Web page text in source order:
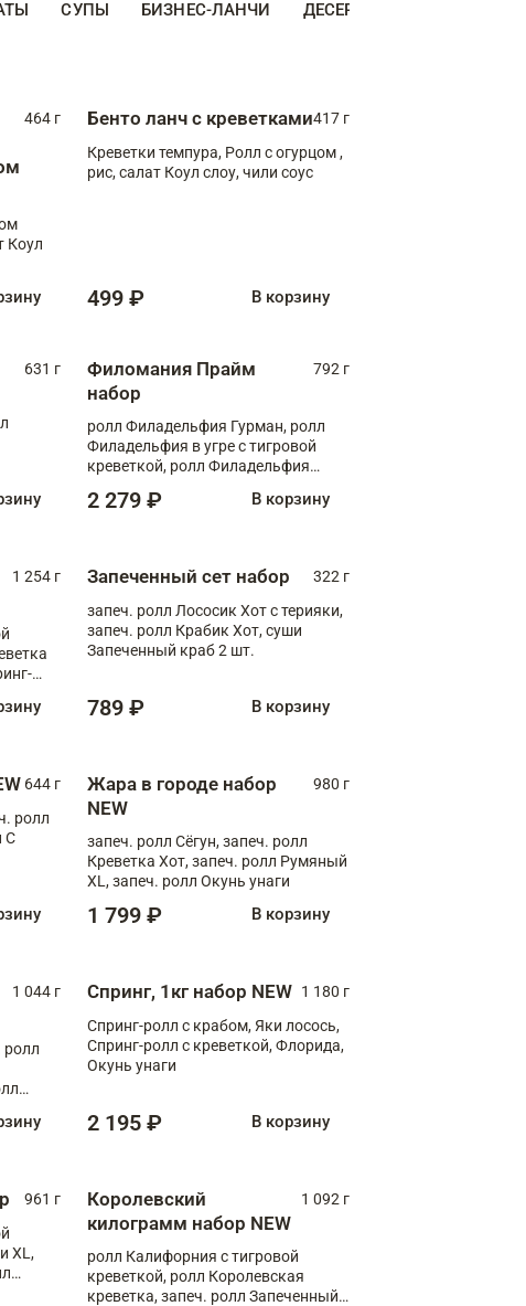
СУПЫ БИЗНЕС-ЛАНЧИ ДЕСЕРТЫ
464 г
Коул
Бенто ланч с креветками417 г
Креветки темпура, Ролл с огурцом ,
рис, салат Коул слоу, чили соус
499 ₽ В корзину
631 г
Филомания Прайм
набор
792 г
ролл Филадельфия Гурман, ролл
Филадельфия в угре с тигровой
креветкой, ролл Филадельфия
2 279 ₽ В корзину
1 254 г Запеченный сет набор
322 г
запеч. ролл Лососик Хот с терияки,
запеч. ролл Крабик Хот, суши
Запеченный краб 2 шт.
789 ₽ В корзину
644 г
ролл
С
Жара в городе набор
NEW
980 г
запеч. ролл Сёгун, запеч. ролл
Креветка Хот, запеч. ролл Румяный
XL, запеч. ролл Окунь унаги
1 799 ₽ В корзину
1 044 г
ролл
Спринг, 1кг набор NEW 1 180 г
Спринг-ролл с крабом, Яки лосось,
Спринг-ролл с креветкой, Флорида,
Окунь унаги
2 195 ₽ В корзину
961 г
XL,
Королевский
килограмм набор NEW
1 092 г
ролл Калифорния с тигровой
креветкой, ролл Королевская
креветка, запеч. ролл Запеченный